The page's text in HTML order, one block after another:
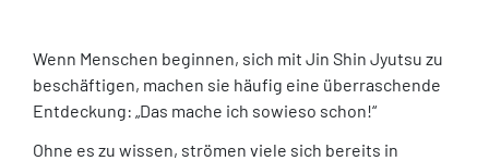
Wenn Menschen beginnen, sich mit Jin Shin Jyutsu zu
beschäftigen, machen sie häufig eine überraschende
Entdeckung: „Das mache ich sowieso schon!“
Ohne es zu wissen, strömen viele sich bereits in